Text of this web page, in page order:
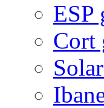
ESP
Cort